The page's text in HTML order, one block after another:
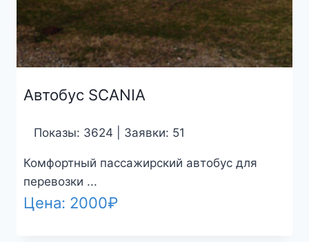
Автобус SCANIA
Показы: 3624 | Заявки: 51
Комфортный пассажирский автобус для
перевозки ...
Цена: 2000₽